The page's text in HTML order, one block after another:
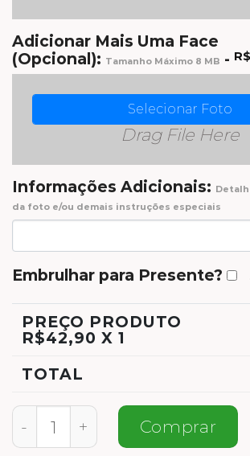
Adicionar Mais Uma Face
(Opcional): Tamanho Máximo 8 MB - R$
Selecionar Foto
Drag File Here
Informações Adicionais:
da foto e/ou demais instruções especiais
Embrulhar para Presente?
PREÇO PRODUTO
R$42,90 X 1
TOTAL
Meias Divertidas e
Comprar